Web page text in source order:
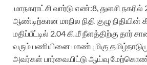
மாநகராட்சி வார்டு எண்:8, துளசி நகரில்
ஆண்டிற்கான மாநில நிதி குழு நிதியின்
மதிப்பீட்டில் 2.04கி மீநீளத்திற்கு தார்
வரும்பணியினை மாண்புமிகு தமிழ்நாடு
அவர்கள் பார்வையிட்டு ஆய்வு